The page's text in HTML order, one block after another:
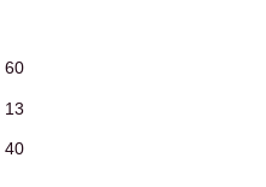
60
13
40